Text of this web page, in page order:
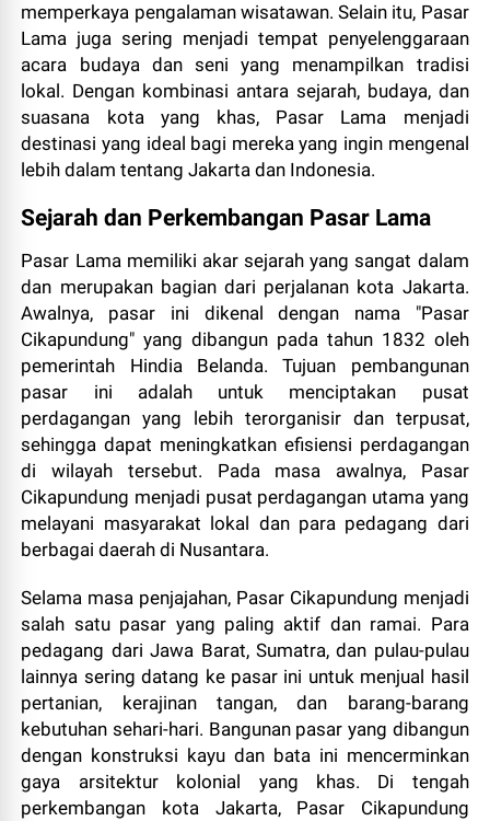
memperkaya pengalaman wisatawan. Selain itu, Pasar
Lama juga sering menjadi tempat penyelenggaraan
acara budaya dan seni yang menampilkan tradisi
lokal. Dengan kombinasi antara sejarah, budaya, dan
suasana kota yang khas, Pasar Lama menjadi
destinasi yang ideal bagi mereka yang ingin mengenal
lebih dalam tentang Jakarta dan Indonesia.
Sejarah dan Perkembangan Pasar Lama
Pasar Lama memiliki akar sejarah yang sangat dalam
dan merupakan bagian dari perjalanan kota Jakarta.
Awalnya, pasar ini dikenal dengan nama "Pasar
Cikapundung" yang dibangun pada tahun 1832 oleh
pemerintah Hindia Belanda. Tujuan pembangunan
pasar ini adalah untuk menciptakan pusat
perdagangan yang lebih terorganisir dan terpusat,
sehingga dapat meningkatkan efisiensi perdagangan
di wilayah tersebut. Pada masa awalnya, Pasar
Cikapundung menjadi pusat perdagangan utama yang
melayani masyarakat lokal dan para pedagang dari
berbagai daerah di Nusantara.
Selama masa penjajahan, Pasar Cikapundung menjadi
salah satu pasar yang paling aktif dan ramai. Para
pedagang dari Jawa Barat, Sumatra, dan pulau-pulau
lainnya sering datang ke pasar ini untuk menjual hasil
pertanian, kerajinan tangan, dan barang-barang
kebutuhan sehari-hari. Bangunan pasar yang dibangun
dengan konstruksi kayu dan bata ini mencerminkan
gaya arsitektur kolonial yang khas. Di tengah
perkembangan kota Jakarta, Pasar Cikapundung